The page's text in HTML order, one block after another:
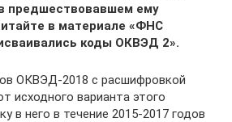
предшествовавшем ему
в материале «ФНС
коды ОКВЭД 2».
ОКВЭД-2018 с расшифровкой
исходного варианта этого
в него в течение 2015-2017 годов